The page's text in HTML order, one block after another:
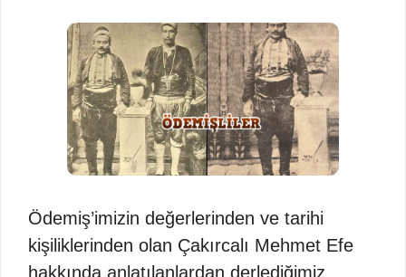
Ödemiş’imizin değerlerinden ve tarihi
kişiliklerinden olan Çakırcalı Mehmet Efe
hakkında anlatılanlardan derlediğimiz